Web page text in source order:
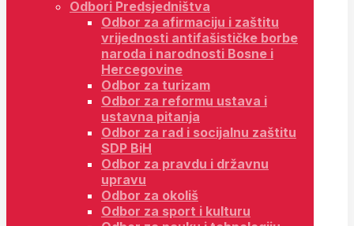
Odbori Predsjedništva
Odbor za afirmaciju i zaštitu
vrijednosti antifašističke borbe
naroda i narodnosti Bosne i
Hercegovine
Odbor za turizam
Odbor za reformu ustava i
ustavna pitanja
Odbor za rad i socijalnu zaštitu
SDP BiH
Odbor za pravdu i državnu
upravu
Odbor za okoliš
Odbor za sport i kulturu